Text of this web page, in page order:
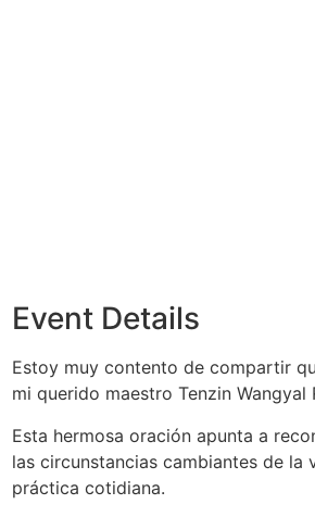
Event Details
Estoy muy contento de compartir
mi querido maestro Tenzin Wangyal
Esta hermosa oración apunta a
las circunstancias cambiantes de
práctica cotidiana.